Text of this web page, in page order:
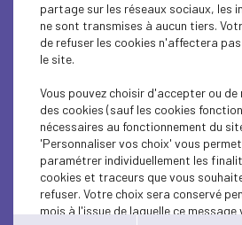
ECONOMY
SUSTAINABLE DEVELOPMENT
SUSTAINABLE DEVELOPMENT
SUSTAINABLE DEVELOPMENT
SUSTAINABLE DEVELOPMENT
SUSTAINABLE DEVELOPMENT
partage sur les réseaux sociaux, les
ne sont transmises à aucun tiers.
de refuser les cookies n'affectera
le site.
Vous pouvez choisir d'accepter ou de
des cookies (sauf les cookies
nécessaires au fonctionnement du
'Personnaliser vos choix' vous
paramétrer individuellement les
cookies et traceurs que vous
refuser. Votre choix sera conservé
mois à l'issue de laquelle ce message